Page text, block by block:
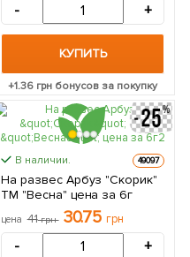
- +
КУПИТЬ
+1.36 грн бонусов за покупку
В наличии. 49097
На развес Арбуз "Скорик"
ТМ "Весна" цена за 6г
цена 41грн 30.75 грн
- +